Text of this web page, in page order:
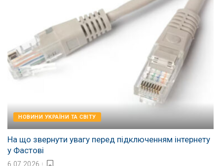
НОВИНИ УКРАЇНИ ТА СВІТУ
На що звернути увагу перед підключенням інтернету
у Фастові
6.07.2026